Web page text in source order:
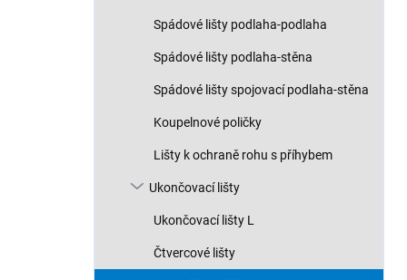
Spádové lišty podlaha-podlaha
Spádové lišty podlaha-stěna
Spádové lišty spojovací podlaha-stěna
Koupelnové poličky
Lišty k ochraně rohu s příhybem
Ukončovací lišty
Ukončovací lišty L
Čtvercové lišty